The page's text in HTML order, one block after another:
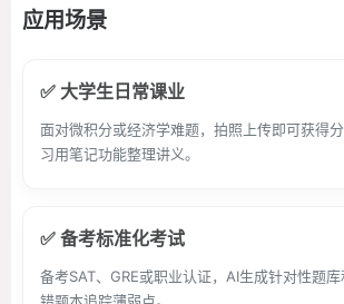
应用场景
✅ 大学生日常课业
面对微积分或经济学难题，拍照上传即可获得
习用笔记功能整理讲义。
✅ 备考标准化考试
备考SAT、GRE或职业认证，AI生成针对性题